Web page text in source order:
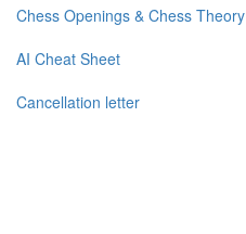
Chess Openings & Chess Theory
AI Cheat Sheet
Cancellation letter